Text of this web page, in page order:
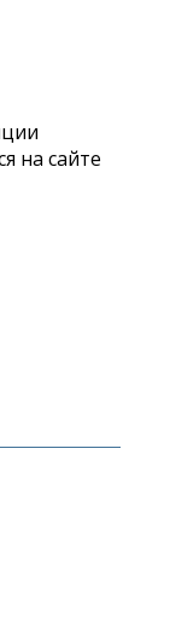
на сайте